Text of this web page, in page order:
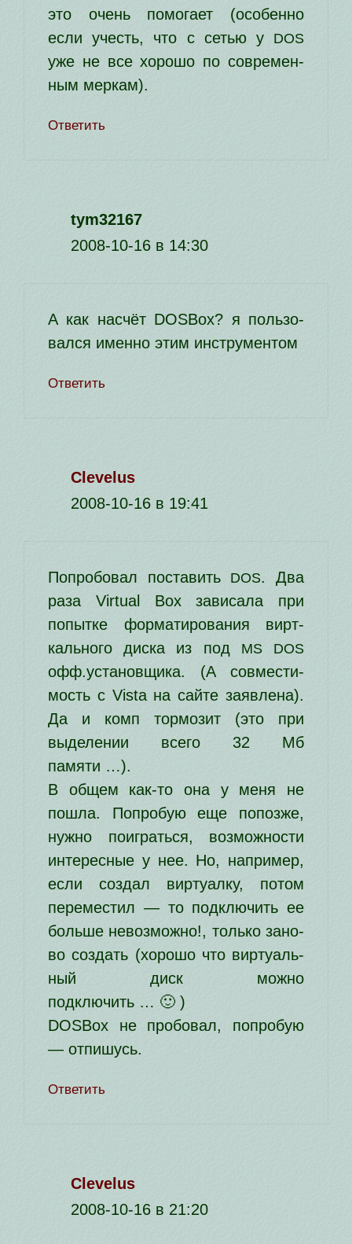
это очень помо­га­ет (осо­бен­но
если учесть, что с сетью у DOS
уже не все хоро­шо по совре­мен­
ным меркам).
Ответить
tym32167
2008-10-16 в 14:30
А как насчёт DOSBox? я поль­зо­
вал­ся имен­но этим инструментом
Ответить
Clevelus
2008-10-16 в 19:41
Попробовал поста­вить DOS. Два
раза Virtual Box зави­са­ла при
попыт­ке фор­ма­ти­ро­ва­ния вирт­
каль­но­го дис­ка из под
MS DOS
офф.установщика. (А сов­ме­сти­
мость с Vista на сай­те заяв­ле­на).
Да и комп тор­мо­зит (это при
выде­ле­нии все­го 32 Мб
памяти …).
В общем как-то она у меня не
пошла. Попробую еще попоз­же,
нуж­но поиг­рать­ся, воз­мож­но­сти
инте­рес­ные у нее. Но, напри­мер,
если создал вир­ту­ал­ку, потом
пере­ме­стил — то под­клю­чить ее
боль­ше невоз­мож­но!, толь­ко зано­
во создать (хоро­шо что вир­ту­аль­
ный диск мож­но
подключить … 🙂 )
DOSBox не про­бо­вал, попро­бую
— отпишусь.
Ответить
Clevelus
2008-10-16 в 21:20